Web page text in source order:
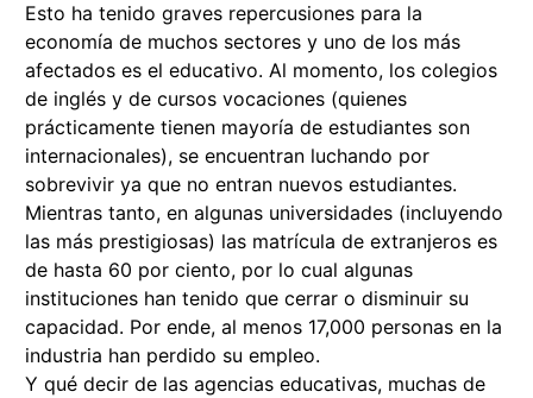
Esto ha tenido graves repercusiones para la
economía de muchos sectores y uno de los más
afectados es el educativo. Al momento, los colegios
de inglés y de cursos vocaciones (quienes
prácticamente tienen mayoría de estudiantes son
internacionales), se encuentran luchando por
sobrevivir ya que no entran nuevos estudiantes.
Mientras tanto, en algunas universidades (incluyendo
las más prestigiosas) las matrícula de extranjeros es
de hasta 60 por ciento, por lo cual algunas
instituciones han tenido que cerrar o disminuir su
capacidad. Por ende, al menos 17,000 personas en la
industria han perdido su empleo.
Y qué decir de las agencias educativas, muchas de